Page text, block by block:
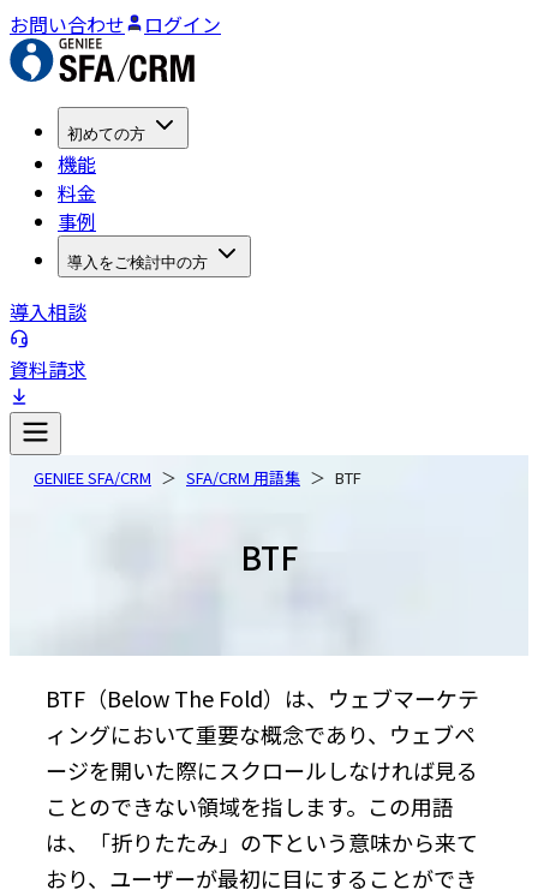
お問い合わせ ログイン
初めての方
機能
料金
事例
導入をご検討中の方
導入相談
資料請求
GENIEE SFA/CRM SFA/CRM 用語集 BTF
BTF
BTF（Below The Fold）は、ウェブマーケテ
ィングにおいて重要な概念であり、ウェブペ
ージを開いた際にスクロールしなければ見る
ことのできない領域を指します。この用語
は、「折りたたみ」の下という意味から来て
おり、ユーザーが最初に目にすることができ